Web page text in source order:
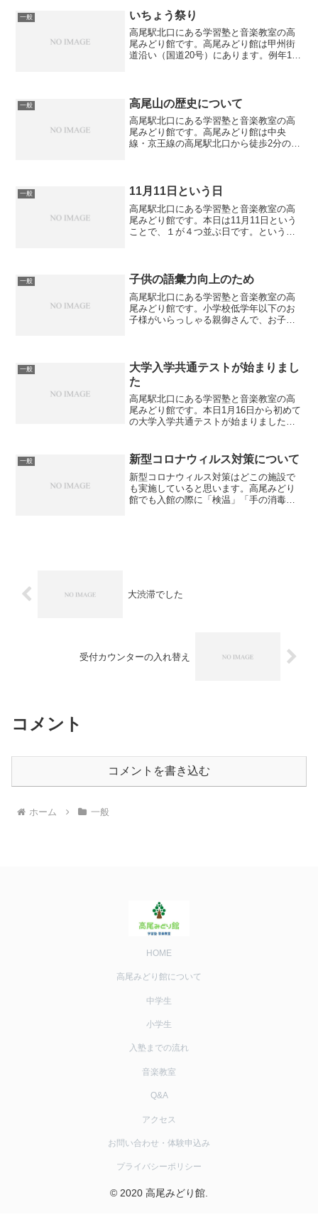
一般 いちょう祭り
高尾駅北口にある学習塾と音楽教室の高
尾みどり館です。高尾みどり館は甲州街
道沿い（国道20号）にあります。例年11
は古く、1979年に第１...
一般 高尾山の歴史について
高尾駅北口にある学習塾と音楽教室の高
尾みどり館です。高尾みどり館は中央
線・京王線の高尾駅北口から徒歩2分の所
く、奈良時代中頃（西暦7...
一般 11月11日という日
高尾駅北口にある学習塾と音楽教室の高
尾みどり館です。本日は11月11日という
ことで、１が４つ並ぶ日です。というこ
ッツの日」があります...
一般 子供の語彙力向上のため
高尾駅北口にある学習塾と音楽教室の高
尾みどり館です。小学校低学年以下のお
子様がいらっしゃる親御さんで、お子様
を使って語彙力をUPさせ...
一般
大学入学共通テストが始まりまし
た
高尾駅北口にある学習塾と音楽教室の高
尾みどり館です。本日1月16日から初めて
の大学入学共通テストが始まりました。
入試の願書受付が始まっていますし、
徐々に中学生の緊張感...
一般 新型コロナウィルス対策について
新型コロナウィルス対策はどこの施設で
も実施していると思います。高尾みどり
館でも入館の際に「検温」「手の消毒」
大渋滞でした
受付カウンターの入れ替え
コメント
コメントを書き込む
ホーム 一般
HOME
高尾みどり館について
中学生
小学生
入塾までの流れ
音楽教室
Q&A
アクセス
お問い合わせ・体験申込み
プライバシーポリシー
© 2020 高尾みどり館.